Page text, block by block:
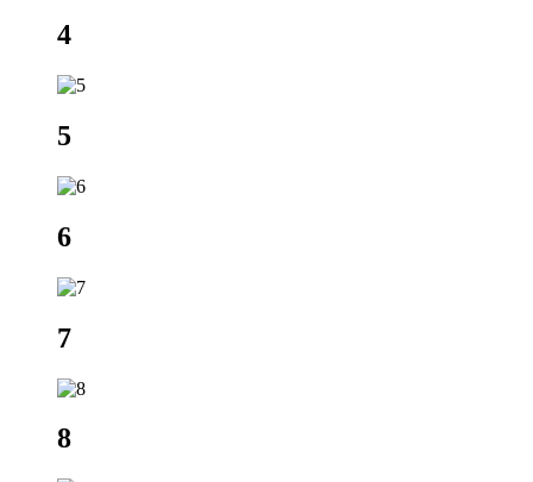
4
5
6
7
8